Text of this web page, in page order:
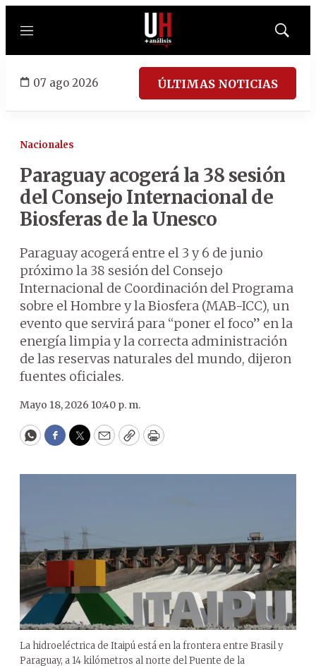
Menú
Mostrar
07 ago 2026 ÚLTIMAS NOTICIAS
Nacionales
Paraguay acogerá la 38 sesión
del Consejo Internacional de
Biosferas de la Unesco
Paraguay acogerá entre el 3 y 6 de junio
próximo la 38 sesión del Consejo
Internacional de Coordinación del Programa
sobre el Hombre y la Biosfera (MAB-ICC), un
evento que servirá para “poner el foco” en la
energía limpia y la correcta administración
de las reservas naturales del mundo, dijeron
fuentes oficiales.
Mayo 18, 2026 10:40 p. m.
WhatsApp
Facebook
Twitter
EmailCopyPrint
La hidroeléctrica de Itaipú está en la frontera entre Brasil y
Paraguay, a 14 kilómetros al norte del Puente de la